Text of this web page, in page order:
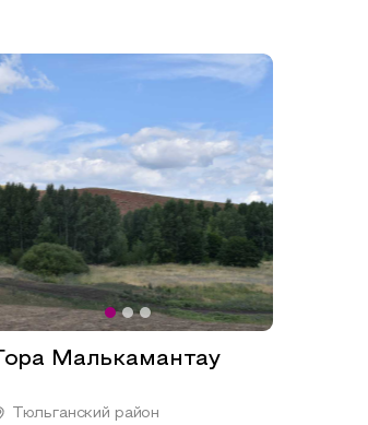
Гора Малькамантау
Тюльганский район